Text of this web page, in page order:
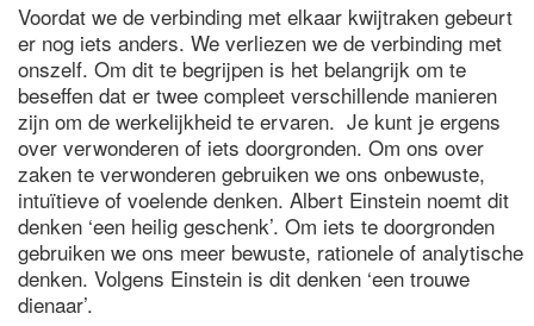
Voordat we de verbinding met elkaar kwijtraken gebeurt
er nog iets anders. We verliezen we de verbinding met
onszelf. Om dit te begrijpen is het belangrijk om te
beseffen dat er twee compleet verschillende manieren
zijn om de werkelijkheid te ervaren. Je kunt je ergens
over verwonderen of iets doorgronden. Om ons over
zaken te verwonderen gebruiken we ons onbewuste,
intuïtieve of voelende denken. Albert Einstein noemt dit
denken ‘een heilig geschenk’. Om iets te doorgronden
gebruiken we ons meer bewuste, rationele of analytische
denken. Volgens Einstein is dit denken ‘een trouwe
dienaar’.